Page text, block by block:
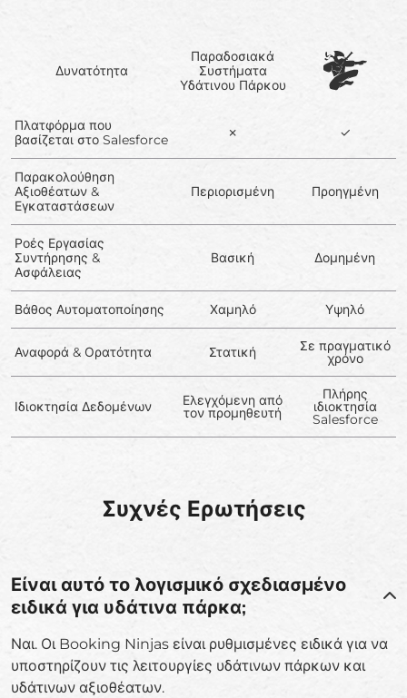
Δυνατότητα
Παραδοσιακά
Συστήματα
Υδάτινου Πάρκου
Πλατφόρμα που
βασίζεται στο Salesforce
✗ ✓
Παρακολούθηση
Αξιοθέατων &
Εγκαταστάσεων
Περιορισμένη Προηγμένη
Ροές Εργασίας
Συντήρησης &
Ασφάλειας
Βασική Δομημένη
Βάθος Αυτοματοποίησης Χαμηλό Υψηλό
Αναφορά & Ορατότητα Στατική Σε πραγματικό
χρόνο
Ιδιοκτησία Δεδομένων Ελεγχόμενη από
τον προμηθευτή
Πλήρης
ιδιοκτησία
Salesforce
Συχνές Ερωτήσεις
Είναι αυτό το λογισμικό σχεδιασμένο
ειδικά για υδάτινα πάρκα;
Ναι. Οι Booking Ninjas είναι ρυθμισμένες ειδικά για να
υποστηρίζουν τις λειτουργίες υδάτινων πάρκων και
υδάτινων αξιοθέατων.